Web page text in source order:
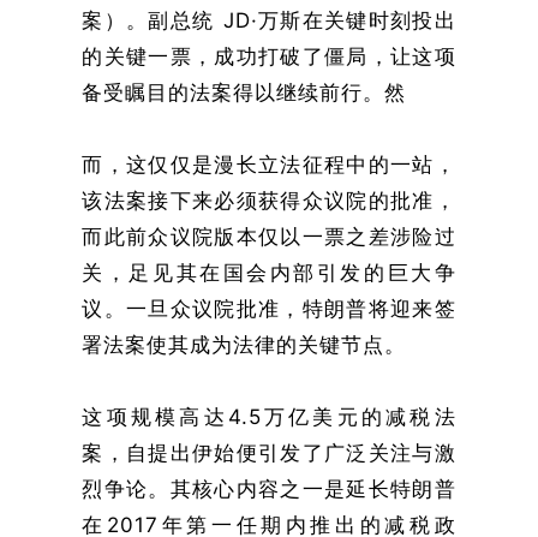
案）。副总统 JD·万斯在关键时刻投出
的关键一票，成功打破了僵局，让这项
备受瞩目的法案得以继续前行。然
而，这仅仅是漫长立法征程中的一站，
该法案接下来必须获得众议院的批准，
而此前众议院版本仅以一票之差涉险过
关，足见其在国会内部引发的巨大争
议。一旦众议院批准，特朗普将迎来签
署法案使其成为法律的关键节点。
这项规模高达4.5万亿美元的减税法
案，自提出伊始便引发了广泛关注与激
烈争论。其核心内容之一是延长特朗普
在2017年第一任期内推出的减税政